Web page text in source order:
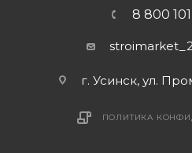
8 800
г. Усинск, ул.
ПОЛИТИКА